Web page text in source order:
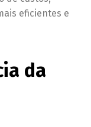
eficientes e
da